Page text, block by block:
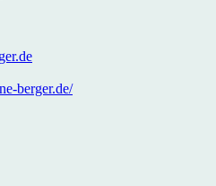
berger.de/